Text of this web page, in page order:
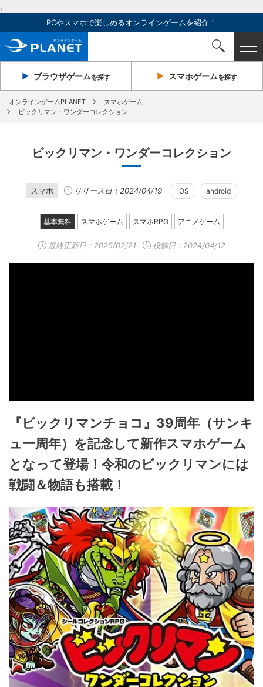
,
PCやスマホで楽しめるオンラインゲームを紹介！
ブラウザゲームを探す スマホゲームを探す
オンラインゲームPLANET
スマホゲーム
ビックリマン・ワンダーコレクション
ビックリマン・ワンダーコレクション
スマホ リリース日：2024/04/19 iOS android
基本無料 スマホゲーム スマホRPG アニメゲーム
最終更新日： 2025/02/21 投稿日：2024/04/12
『ビックリマンチョコ』39周年（サンキ
ュー周年）を記念して新作スマホゲーム
となって登場！令和のビックリマンには
戦闘＆物語も搭載！